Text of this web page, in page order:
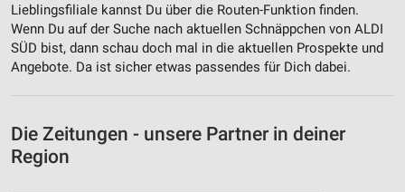
Lieblingsfiliale kannst Du über die Routen-Funktion finden.
Wenn Du auf der Suche nach aktuellen Schnäppchen von ALDI
SÜD bist, dann schau doch mal in die aktuellen Prospekte und
Angebote. Da ist sicher etwas passendes für Dich dabei.
Die Zeitungen - unsere Partner in deiner
Region